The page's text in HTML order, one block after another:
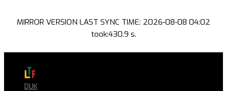
MIRROR VERSION LAST SYNC TIME: 2026-08-08 04:02
took:430.9 s.
DUK